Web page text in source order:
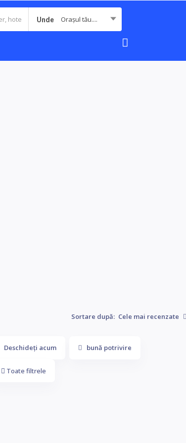
Unde Orașul tău....
Sortare după: Cele mai recenzate
Deschideți acum bună potrivire
Toate filtrele